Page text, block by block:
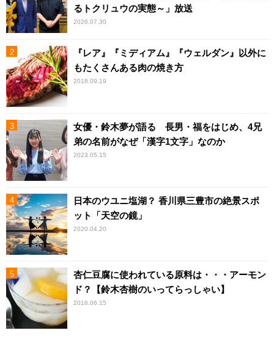
るトクリュウの実態～」放送
2026.07.30
『レア』『ミディアム』『ウェルダン』以外に
もたくさんある肉の焼き方
2018.09.19
女優・鈴木夢が語る 長男・福をはじめ、4兄
弟の名前がなぜ「漢字1文字」なのか
2023.05.15
日本のウユニ塩湖？ 香川県三豊市の絶景スポ
ット「天空の鏡」
2020.04.20
杏仁豆腐に使われている原料は・・・アーモン
ド？【鈴木杏樹のいってらっしゃい】
2016.06.15